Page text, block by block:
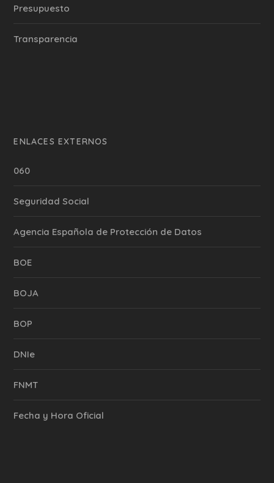
Presupuesto
Transparencia
ENLACES EXTERNOS
060
Seguridad Social
Agencia Española de Protección de Datos
BOE
BOJA
BOP
DNIe
FNMT
Fecha y Hora Oficial